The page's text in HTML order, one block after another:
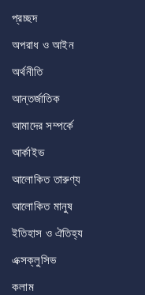
প্রচ্ছদ
অপরাধ ও আইন
অর্থনীতি
আন্তর্জাতিক
আমাদের সম্পর্কে
আর্কাইভ
আলোকিত তারুণ্য
আলোকিত মানুষ
ইতিহাস ও ঐতিহ্য
এক্সক্লুসিভ
কলাম